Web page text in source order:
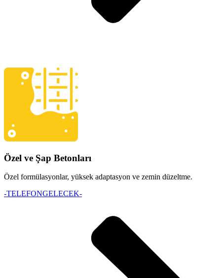
Özel ve Şap Betonları
Özel formülasyonlar, yüksek adaptasyon ve zemin düzeltme.
-TELEFONGELECEK-